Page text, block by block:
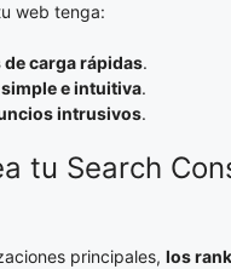
web tenga:
carga rápidas.
e intuitiva.
intrusivos.
tu Search
principales, los